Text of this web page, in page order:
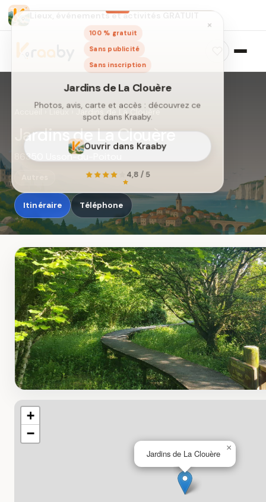
Lieux, événements et activités GRATUIT
×
100 % gratuit
Sans publicité
Sans inscription
Jardins de La Clouère
Photos, avis, carte et accès : découvrez ce
Ouvrir dans Kraaby
4,8 / 5
Accueil› Lieux›Jardins de La Clouère
Jardins de La Clouère
86350 Usson-du-Poitou
Itinéraire Téléphone
Jardins de La Clouère
×
+
−